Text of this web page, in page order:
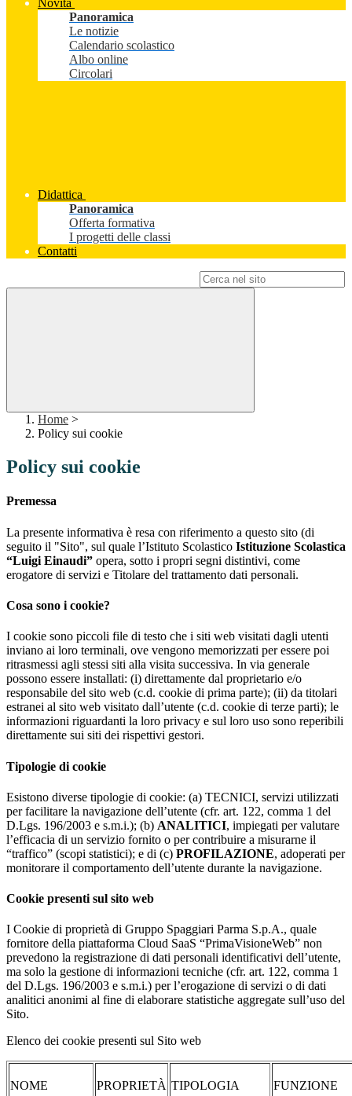
Novità
Panoramica
Le notizie
Calendario scolastico
Albo online
Circolari
Didattica
Panoramica
Offerta formativa
I progetti delle classi
Contatti
Home >
Policy sui cookie
Policy sui cookie
Premessa
La presente informativa è resa con riferimento a questo sito (di
seguito il "Sito", sul quale l’Istituto Scolastico Istituzione Scolastica
“Luigi Einaudi” opera, sotto i propri segni distintivi, come
erogatore di servizi e Titolare del trattamento dati personali.
Cosa sono i cookie?
I cookie sono piccoli file di testo che i siti web visitati dagli utenti
inviano ai loro terminali, ove vengono memorizzati per essere poi
ritrasmessi agli stessi siti alla visita successiva. In via generale
possono essere installati: (i) direttamente dal proprietario e/o
responsabile del sito web (c.d. cookie di prima parte); (ii) da titolari
estranei al sito web visitato dall’utente (c.d. cookie di terze parti); le
informazioni riguardanti la loro privacy e sul loro uso sono reperibili
direttamente sui siti dei rispettivi gestori.
Tipologie di cookie
Esistono diverse tipologie di cookie: (a) TECNICI, servizi utilizzati
per facilitare la navigazione dell’utente (cfr. art. 122, comma 1 del
D.Lgs. 196/2003 e s.m.i.); (b) ANALITICI, impiegati per valutare
l’efficacia di un servizio fornito o per contribuire a misurarne il
“traffico” (scopi statistici); e di (c) PROFILAZIONE, adoperati per
monitorare il comportamento dell’utente durante la navigazione.
Cookie presenti sul sito web
I Cookie di proprietà di Gruppo Spaggiari Parma S.p.A., quale
fornitore della piattaforma Cloud SaaS “PrimaVisioneWeb” non
prevedono la registrazione di dati personali identificativi dell’utente,
ma solo la gestione di informazioni tecniche (cfr. art. 122, comma 1
del D.Lgs. 196/2003 e s.m.i.) per l’erogazione di servizi o di dati
analitici anonimi al fine di elaborare statistiche aggregate sull’uso del
Sito.
Elenco dei cookie presenti sul Sito web
NOME PROPRIETÀ TIPOLOGIA FUNZIONE